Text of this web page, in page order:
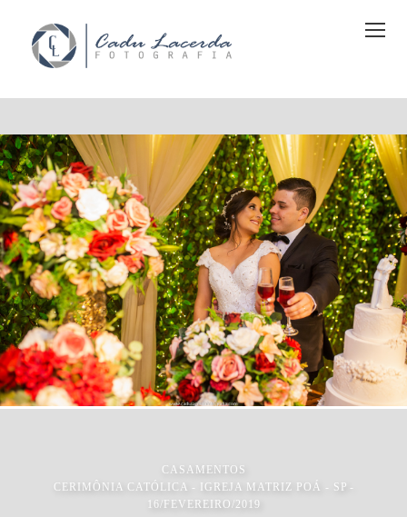
CASAMENTOS
CERIMÔNIA CATÓLICA - IGREJA MATRIZ POÁ - SP
16/FEVEREIRO/2019